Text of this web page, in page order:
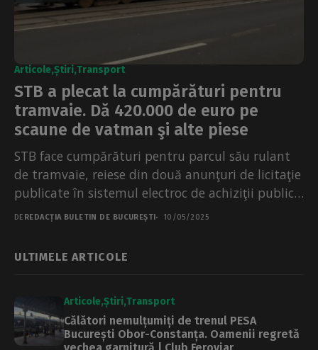
Articole Știri Transport
STB a plecat la cumpărături pentru
tramvaie. Dă 420.000 de euro pe
scaune de vatman şi alte piese
STB face cumpărături pentru parcul său rulant
de tramvaie, reiese din două anunţuri de licitaţie
publicate în sistemul electroc de achiziţii publice,
consultate...
DE REDACȚIA BULETIN DE BUCUREȘTI 10/05/2025
ULTIMELE ARTICOLE
Articole Știri Transport
Călători nemulțumiți de trenul PESA
București Obor-Constanța. Oamenii regretă